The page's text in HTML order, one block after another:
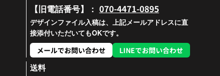
【旧電話番号】： 070-4471-0895
デザインファイル入稿は、上記メールアドレスに直
接添付いただいてもOKです。
メールでお問い合わせ
LINEでお問い合わせ
送料